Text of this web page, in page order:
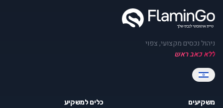
ניהול נכסים מקצועי, צפוי
ללא כאב ראש
משקיעים כלים למשקיע